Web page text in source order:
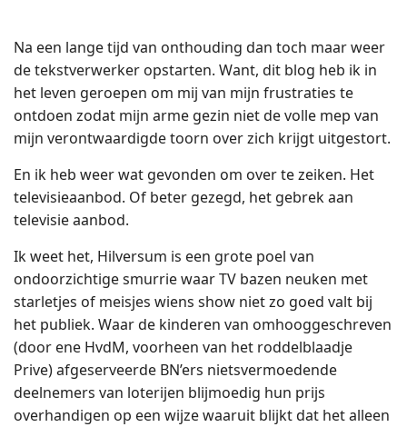
Na een lange tijd van onthouding dan toch maar weer
de tekstverwerker opstarten. Want, dit blog heb ik in
het leven geroepen om mij van mijn frustraties te
ontdoen zodat mijn arme gezin niet de volle mep van
mijn verontwaardigde toorn over zich krijgt uitgestort.
En ik heb weer wat gevonden om over te zeiken. Het
televisieaanbod. Of beter gezegd, het gebrek aan
televisie aanbod.
Ik weet het, Hilversum is een grote poel van
ondoorzichtige smurrie waar TV bazen neuken met
starletjes of meisjes wiens show niet zo goed valt bij
het publiek. Waar de kinderen van omhooggeschreven
(door ene HvdM, voorheen van het roddelblaadje
Prive) afgeserveerde BN’ers nietsvermoedende
deelnemers van loterijen blijmoedig hun prijs
overhandigen op een wijze waaruit blijkt dat het alleen